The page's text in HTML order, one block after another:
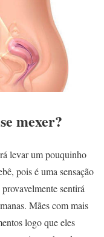
mexer?
levar um pouquinho
pois é uma sensação
sentirá
Mães com mais
logo que eles